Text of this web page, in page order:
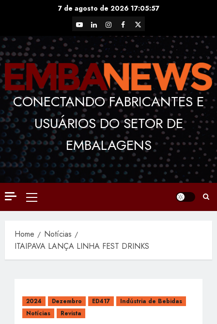
7 de agosto de 2026 17:05:57
YouTubeLinkedInInstagram
Facebook
X
CONECTANDO FABRICANTES E
USUÁRIOS DO SETOR DE
EMBALAGENS
Primary
Menu
Home
Notícias
ITAIPAVA LANÇA LINHA FEST DRINKS
2024 Dezembro ED417
Indústria de Bebidas
Notícias
Revista